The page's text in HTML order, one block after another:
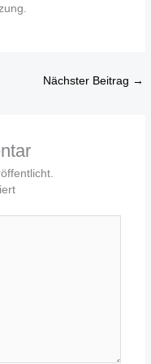
Nächster Beitrag →